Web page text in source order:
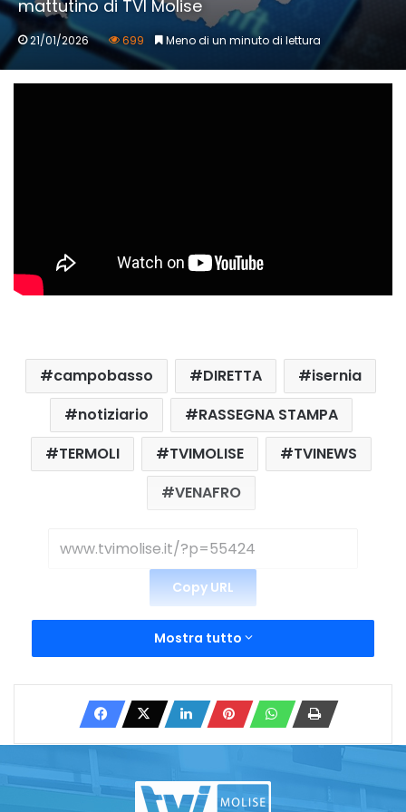
mattutino di TVI Molise
21/01/2026 699 Meno di un minuto di lettura
campobasso DIRETTA
isernia
notiziario
RASSEGNA STAMPA
TERMOLI
TVIMOLISE
TVINEWS
VENAFRO
Copy URL
Mostra tutto